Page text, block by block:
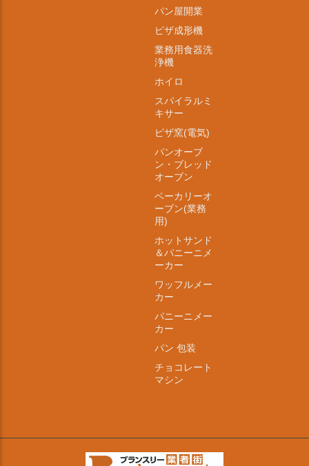
パン屋開業
ピザ成形機
業務用食器洗
浄機
ホイロ
スパイラルミ
キサー
ピザ窯(電気)
パンオーブ
ン・ブレッド
オーブン
ベーカリーオ
ーブン(業務
用)
ホットサンド
＆パニーニメ
ーカー
ワッフルメー
カー
パニーニメー
カー
パン 包装
チョコレート
マシン